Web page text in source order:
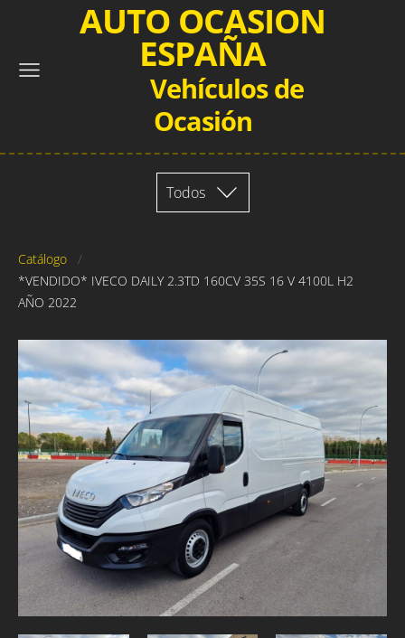
AUTO OCASION
ESPAÑA
Vehículos de
Ocasión
Todos
Catálogo
*VENDIDO* IVECO DAILY 2.3TD 160CV 35S 16 V 4100L H2
AÑO 2022